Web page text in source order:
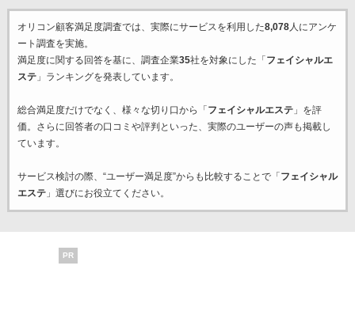
オリコン顧客満足度調査では、実際にサービスを利用した8,078人にアンケ
ート調査を実施。
満足度に関する回答を基に、調査企業35社を対象にした「 フェイシャルエ
ステ」ランキングを発表しています。
総合満足度だけでなく、様々な切り口から「 フェイシャルエステ」を評
価。さらに回答者の口コミや評判といった、実際のユーザーの声も掲載し
ています。
サービス検討の際、“ユーザー満足度”からも比較することで「 フェイシャル
エステ」選びにお役立てください。
PR